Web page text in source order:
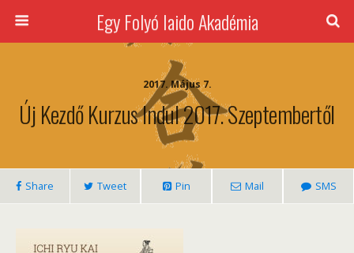
Egy Folyó Iaido Akadémia
2017. Május 7.
Új Kezdő Kurzus Indul 2017. Szeptembertől
Share Tweet Pin Mail SMS